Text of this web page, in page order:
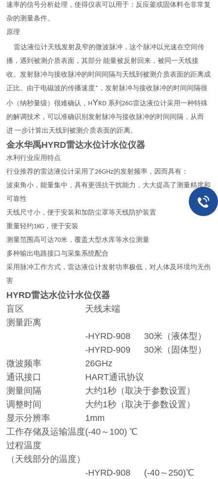
速率的信号分析处理，使得仪表可以用于：反应釜或固体料仓非常复
杂的测量条件。
原理
雷达液位计天线发射及窄的微波脉冲，这个脉冲以光速在空间传
播，遇到被测介质表面，其部分 能量被反射回来，被同一天线接
收。发射脉冲与接收脉冲的时间间隔与天线到被测介质表面的距离成
正比。由于电磁波的传播速度*，发射脉冲与接收脉冲的时间间隔很
小（纳秒量级）很难确认，HYRD 系列26G雷达液位计采用一种特殊
的解调技术，可以准确识别发射脉冲与接收脉冲的时间间隔，从而
进 一步计算出天线到被测介质表面的距离。
金水华禹HYRD雷达水位计水位仪器
水利行业应用特点
行业推荐的雷达液位计采用了26GHz的发射频率，因而具有：
波束角小，能量集中，具有更强抗干扰能力，大大提高了测量精度和
可靠性
天线尺寸小，便于安装和加防尘罩等天线防护装置
重量轻约1KG，便于安装
测量范围高可达70米，覆盖大型水库等水位测量
多种输出电路接口与采集系统配合
采用脉冲工作方式，雷达液位计发射功率极低，对人体及环境均无伤
害
HYRD雷达水位计水位仪器
盲区
天线末端
测量距离
-HYRD-908
30米（液体型）
-HYRD-909
30米（固体型）
微波频率
26GHz
通讯接口
HART通讯协议
测量间隔
大约1秒（取决于参数设置）
调整时间
大约1秒（取决于参数设置）
显示分辨率
1mm
工作存储及运输温度(-40～100) ℃
过程温度
（天线部分的温度）
-HYRD-908
(-40～250)℃